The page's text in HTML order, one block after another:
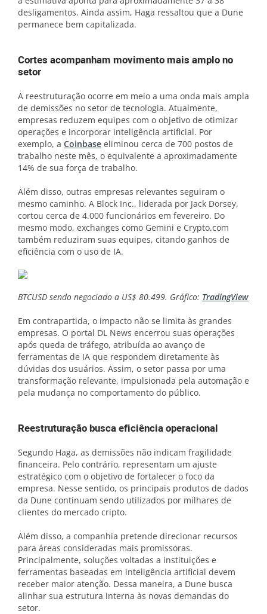
desligamentos. Ainda assim, Haga ressaltou que a Dune
permanece bem capitalizada.
Cortes acompanham movimento mais amplo no
setor
A reestruturação ocorre em meio a uma onda mais ampla
de demissões no setor de tecnologia. Atualmente,
empresas reduzem equipes com o objetivo de otimizar
operações e incorporar inteligência artificial. Por
exemplo, a Coinbase eliminou cerca de 700 postos de
trabalho neste mês, o equivalente a aproximadamente
14% de sua força de trabalho.
Além disso, outras empresas relevantes seguiram o
mesmo caminho. A Block Inc., liderada por Jack Dorsey,
cortou cerca de 4.000 funcionários em fevereiro. Do
mesmo modo, exchanges como Gemini e Crypto.com
também reduziram suas equipes, citando ganhos de
eficiência com o uso de IA.
BTCUSD sendo negociado a US$ 80.499. Gráfico: TradingView
Em contrapartida, o impacto não se limita às grandes
empresas. O portal DL News encerrou suas operações
após queda de tráfego, atribuída ao avanço de
ferramentas de IA que respondem diretamente às
dúvidas dos usuários. Assim, o setor passa por uma
transformação relevante, impulsionada pela automação e
pela mudança no comportamento do público.
Reestruturação busca eficiência operacional
Segundo Haga, as demissões não indicam fragilidade
financeira. Pelo contrário, representam um ajuste
estratégico com o objetivo de fortalecer o foco da
empresa. Nesse sentido, os principais produtos de dados
da Dune continuam sendo utilizados por milhares de
clientes do mercado cripto.
Além disso, a companhia pretende direcionar recursos
para áreas consideradas mais promissoras.
Principalmente, soluções voltadas a instituições e
ferramentas baseadas em inteligência artificial devem
receber maior atenção. Dessa maneira, a Dune busca
alinhar sua estrutura interna às novas demandas do
setor.